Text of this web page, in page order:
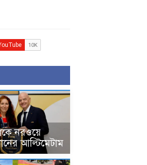
নরওয়ে
আল্টিমেটাম